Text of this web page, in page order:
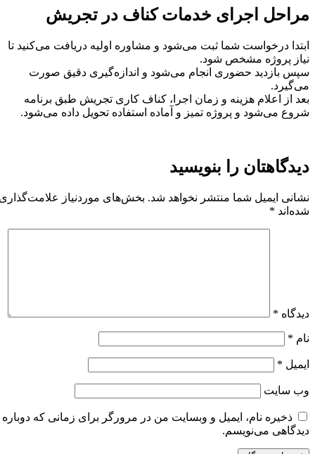
مراحل اجرای خدمات کناف در تجریش
ابتدا درخواست شما ثبت می‌شود و مشاوره اولیه دریافت می‌کنید تا
نیاز پروژه مشخص شود.
سپس بازدید حضوری انجام می‌شود و اندازه‌گیری دقیق صورت
می‌گیرد.
بعد از اعلام هزینه و زمان اجرا، کناف کاری تجریش طبق برنامه
شروع می‌شود و پروژه تمیز و آماده استفاده تحویل داده می‌شود.
دیدگاهتان را بنویسید
نشانی ایمیل شما منتشر نخواهد شد. بخش‌های موردنیاز علامت‌گذاری
شده‌اند*
دیدگاه*
نام*
ایمیل *
وب‌ سایت
ذخیره نام، ایمیل و وبسایت من در مرورگر برای زمانی که دوباره
دیدگاهی می‌نویسم.